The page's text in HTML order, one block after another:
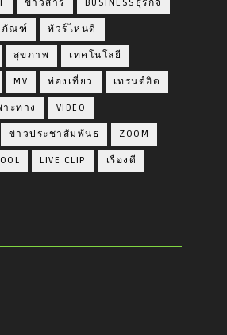
ข่าวสาร BUSINESSธุรกิจ
ภัณฑ์ ทัวร์ไหนดี
สุขภาพ เทคโนโลยี
MV ท่องเที่ยว เทรนด์ฮิต
ะทาง VIDEO
ข่าวประชาสัมพันธ ZOOM
LIVE CLIP เรื่องดี